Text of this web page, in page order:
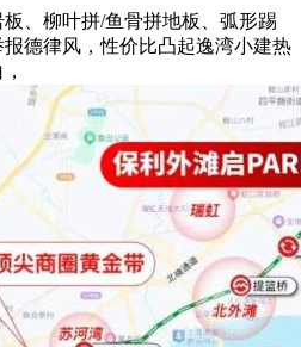
柳叶拼/鱼骨拼地板、弧形踢
德律风，性价比凸起逸湾小建热